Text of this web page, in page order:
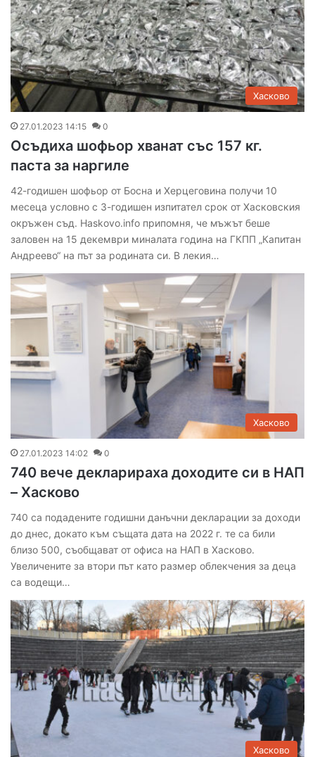
Хасково
27.01.2023 14:15 0
Осъдиха шофьор хванат със 157 кг.
паста за наргиле
42-годишен шофьор от Босна и Херцеговина получи 10
месеца условно с 3-годишен изпитател срок от Хасковския
окръжен съд. Haskovo.info припомня, че мъжът беше
заловен на 15 декември миналата година на ГКПП „Капитан
Андреево“ на път за родината си. В лекия…
Хасково
27.01.2023 14:02 0
740 вече декларираха доходите си в НАП
– Хасково
740 са подадените годишни данъчни декларации за доходи
до днес, докато към същата дата на 2022 г. те са били
близо 500, съобщават от офиса на НАП в Хасково.
Увеличените за втори път като размер облекчения за деца
са водещи…
Хасково